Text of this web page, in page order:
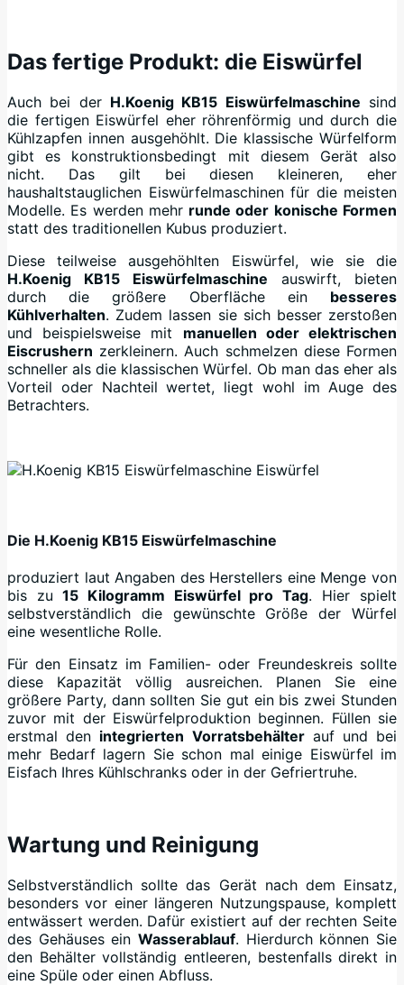
Das fertige Produkt: die Eiswürfel
Auch bei der H.Koenig KB15 Eiswürfelmaschine sind
die fertigen Eiswürfel eher röhrenförmig und durch die
Kühlzapfen innen ausgehöhlt. Die klassische Würfelform
gibt es konstruktionsbedingt mit diesem Gerät also
nicht. Das gilt bei diesen kleineren, eher
haushaltstauglichen Eiswürfelmaschinen für die meisten
Modelle. Es werden mehr runde oder konische Formen
statt des traditionellen Kubus produziert.
Diese teilweise ausgehöhlten Eiswürfel, wie sie die
H.Koenig KB15 Eiswürfelmaschine auswirft, bieten
durch die größere Oberfläche ein besseres
Kühlverhalten. Zudem lassen sie sich besser zerstoßen
und beispielsweise mit manuellen oder elektrischen
Eiscrushern zerkleinern. Auch schmelzen diese Formen
schneller als die klassischen Würfel. Ob man das eher als
Vorteil oder Nachteil wertet, liegt wohl im Auge des
Betrachters.
Die H.Koenig KB15 Eiswürfelmaschine
produziert laut Angaben des Herstellers eine Menge von
bis zu 15 Kilogramm Eiswürfel pro Tag. Hier spielt
selbstverständlich die gewünschte Größe der Würfel
eine wesentliche Rolle.
Für den Einsatz im Familien- oder Freundeskreis sollte
diese Kapazität völlig ausreichen. Planen Sie eine
größere Party, dann sollten Sie gut ein bis zwei Stunden
zuvor mit der Eiswürfelproduktion beginnen. Füllen sie
erstmal den integrierten Vorratsbehälterauf und bei
mehr Bedarf lagern Sie schon mal einige Eiswürfel im
Eisfach Ihres Kühlschranks oder in der Gefriertruhe.
Wartung und Reinigung
Selbstverständlich sollte das Gerät nach dem Einsatz,
besonders vor einer längeren Nutzungspause, komplett
entwässert werden. Dafür existiert auf der rechten Seite
des Gehäuses ein Wasserablauf. Hierdurch können Sie
den Behälter vollständig entleeren, bestenfalls direkt in
eine Spüle oder einen Abfluss.